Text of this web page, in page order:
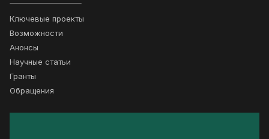
Ключевые проекты
Возможности
Анонсы
Научные статьи
Гранты
Обращения